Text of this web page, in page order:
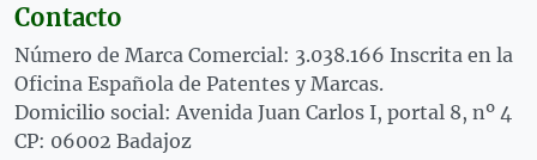
Contacto
Número de Marca Comercial: 3.038.166 Inscrita en la
Oficina Española de Patentes y Marcas.
Domicilio social: Avenida Juan Carlos I, portal 8, nº 4
CP: 06002 Badajoz